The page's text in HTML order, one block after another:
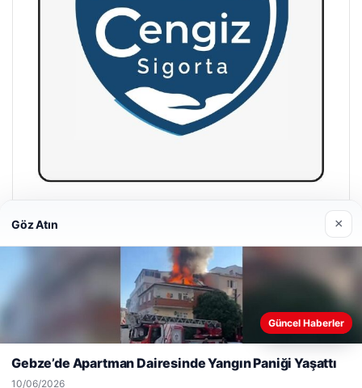
Hastaş Beton
© 2026 Parapul – Güncel Ekonomi Haberleri
Web sitemizi nasıl kullandığınızı daha iyi anlayabilmek,
deneyiminizi kişiselleştirmek ve geliştirmek amacıyla çerezler
Göz Atın ×
Güncel Haberler
Gebze’de Apartman Dairesinde Yangın Paniği Yaşattı
10/06/2026